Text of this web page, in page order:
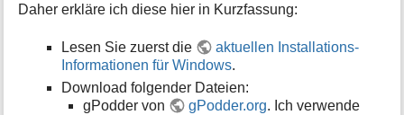
Daher erkläre ich diese hier in Kurzfassung:
Lesen Sie zuerst die
aktuellen Installations-
Informationen für Windows.
Download folgender Dateien:
gPodder von
gPodder.org. Ich verwende